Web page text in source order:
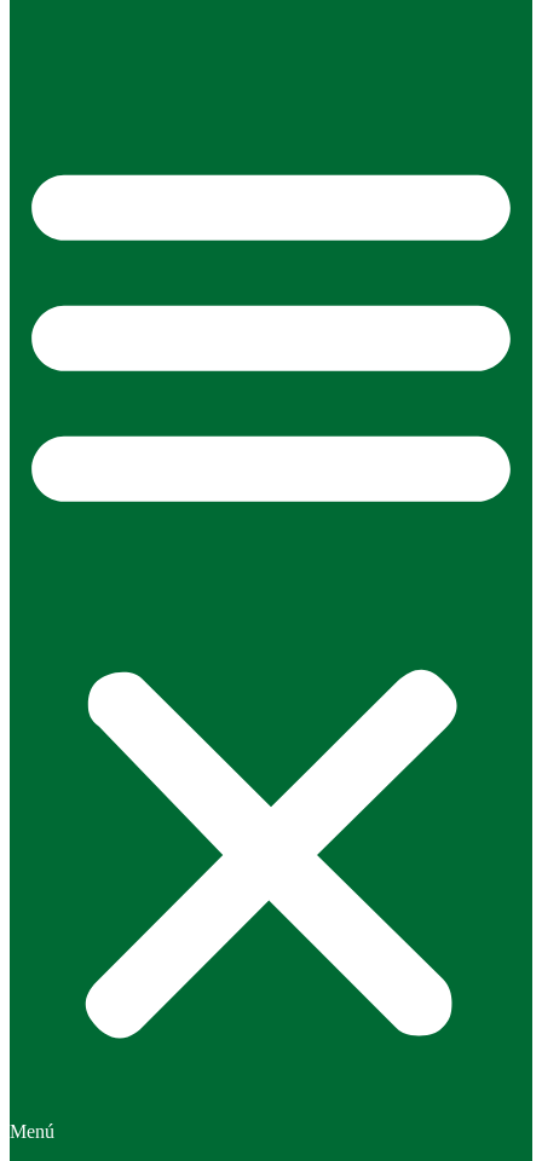
Menú